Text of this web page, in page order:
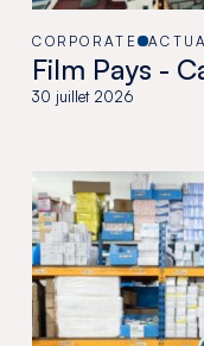
CORPORATE
Film Pays -
30 juillet 2026